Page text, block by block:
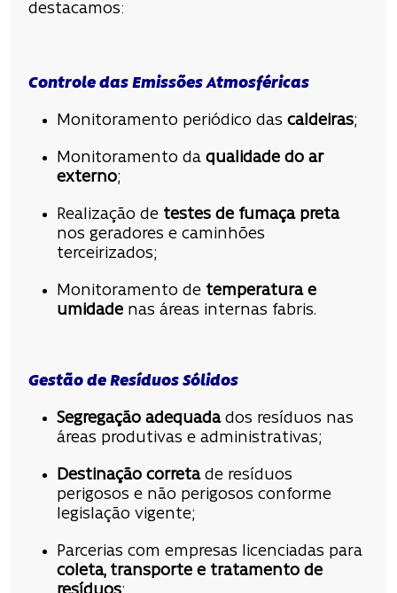
destacamos:
Controle das Emissões Atmosféricas
Monitoramento periódico das caldeiras;
Monitoramento da qualidade do ar
externo;
Realização de testes de fumaça preta
nos geradores e caminhões
terceirizados;
Monitoramento de temperatura e
umidade nas áreas internas fabris.
Gestão de Resíduos Sólidos
Segregação adequadados resíduos nas
áreas produtivas e administrativas;
Destinação corretade resíduos
perigosos e não perigosos conforme
legislação vigente;
Parcerias com empresas licenciadas para
coleta, transporte e tratamento de